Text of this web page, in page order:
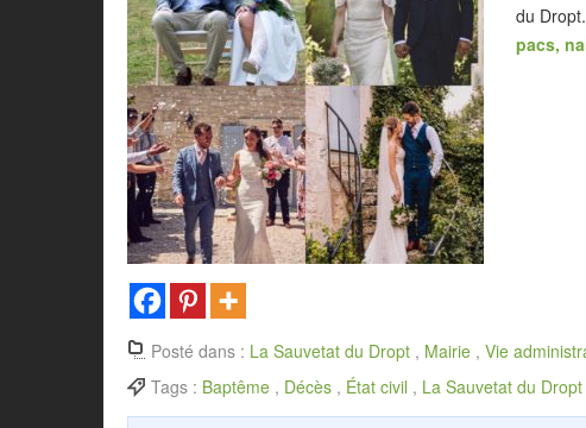
du
pacs,
Posté dans : La Sauvetat du Dropt , Mairie , Vie
Tags : Baptême , Décès , État civil , La Sauvetat du Dropt